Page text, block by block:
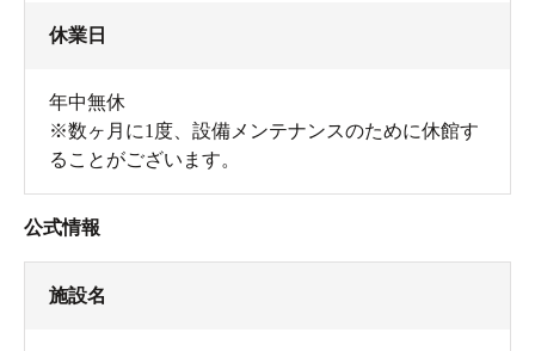
休業日
年中無休
※数ヶ月に1度、設備メンテナンスのために休館す
ることがございます。
公式情報
施設名